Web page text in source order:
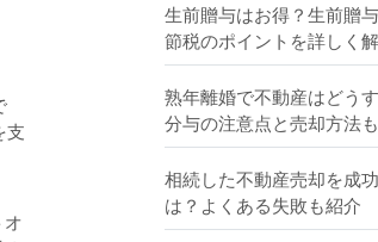
支
オ
生前贈与はお得？生前贈
節税のポイントを詳しく
熟年離婚で不動産はどう
分与の注意点と売却方法
相続した不動産売却を成
は？よくある失敗も紹介